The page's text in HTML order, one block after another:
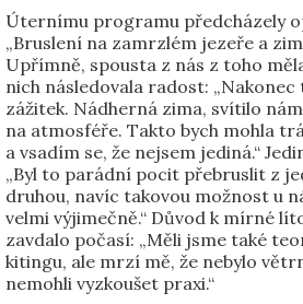
Úternímu programu předcházely
„Bruslení na zamrzlém jezeře a
Upřímně, spousta z nás z toho
nich následovala radost: „Nakonec
zážitek. Nádherná zima, svítilo
na atmosféře. Takto bych mohla
a vsadím se, že nejsem jediná.“
„Byl to parádní pocit přebruslit z
druhou, navíc takovou možnost u
velmi výjimečně.“ Důvod k mírné
zavdalo počasí: „Měli jsme také
kitingu, ale mrzí mě, že nebylo
nemohli vyzkoušet praxi.“